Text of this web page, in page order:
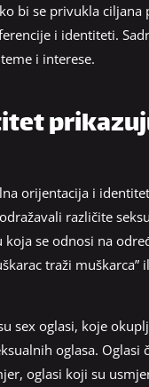
bi se privukla ciljana
i identiteti.
i interese.
orijentacija i
različite
se odnosi na
traži muškarca”
sex oglasi, koje
oglasa. Oglasi
oglasi koji su